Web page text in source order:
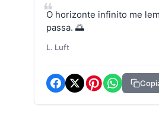
O horizonte infinito me
passa. 🌅
L. Luft